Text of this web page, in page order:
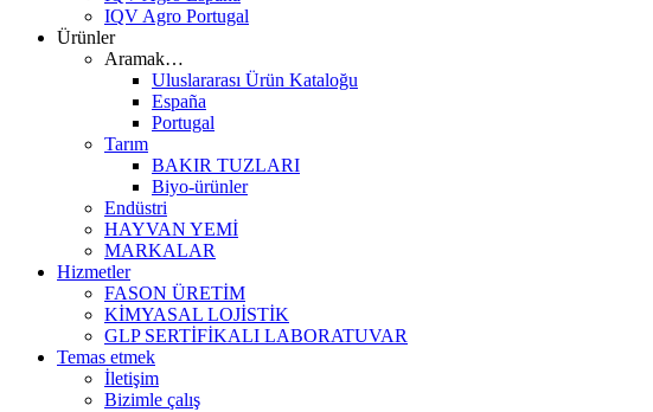
IQV Agro Portugal
Ürünler
Aramak…
Uluslararası Ürün Kataloğu
España
Portugal
Tarım
BAKIR TUZLARI
Biyo-ürünler
Endüstri
HAYVAN YEMİ
MARKALAR
Hizmetler
FASON ÜRETİM
KİMYASAL LOJİSTİK
GLP SERTİFİKALI LABORATUVAR
Temas etmek
İletişim
Bizimle çalış